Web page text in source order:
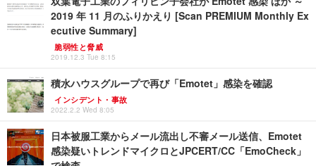
2019 年 11 月のふりかえり [Scan PREMIUM Monthly Ex
ecutive Summary]
脆弱性と脅威
2019.12.3 Tue 8:15
積水ハウスグループで再び「Emotet」感染を確認
インシデント・事故
2022.2.2 Wed 8:05
日本被服工業からメール流出し不審メール送信、Emotet
感染疑いトレンドマイクロとJPCERT/CC「EmoCheck」